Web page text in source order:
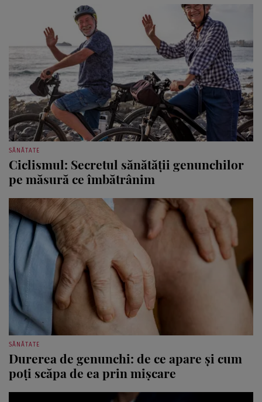
SĂNĂTATE
Ciclismul: Secretul sănătății genunchilor
pe măsură ce îmbătrânim
SĂNĂTATE
Durerea de genunchi: de ce apare și cum
poți scăpa de ea prin mișcare